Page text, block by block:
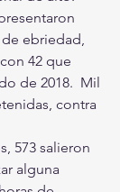
ebriedad,
42 que
de 2018.  Mil
contra
573 salieron
alguna